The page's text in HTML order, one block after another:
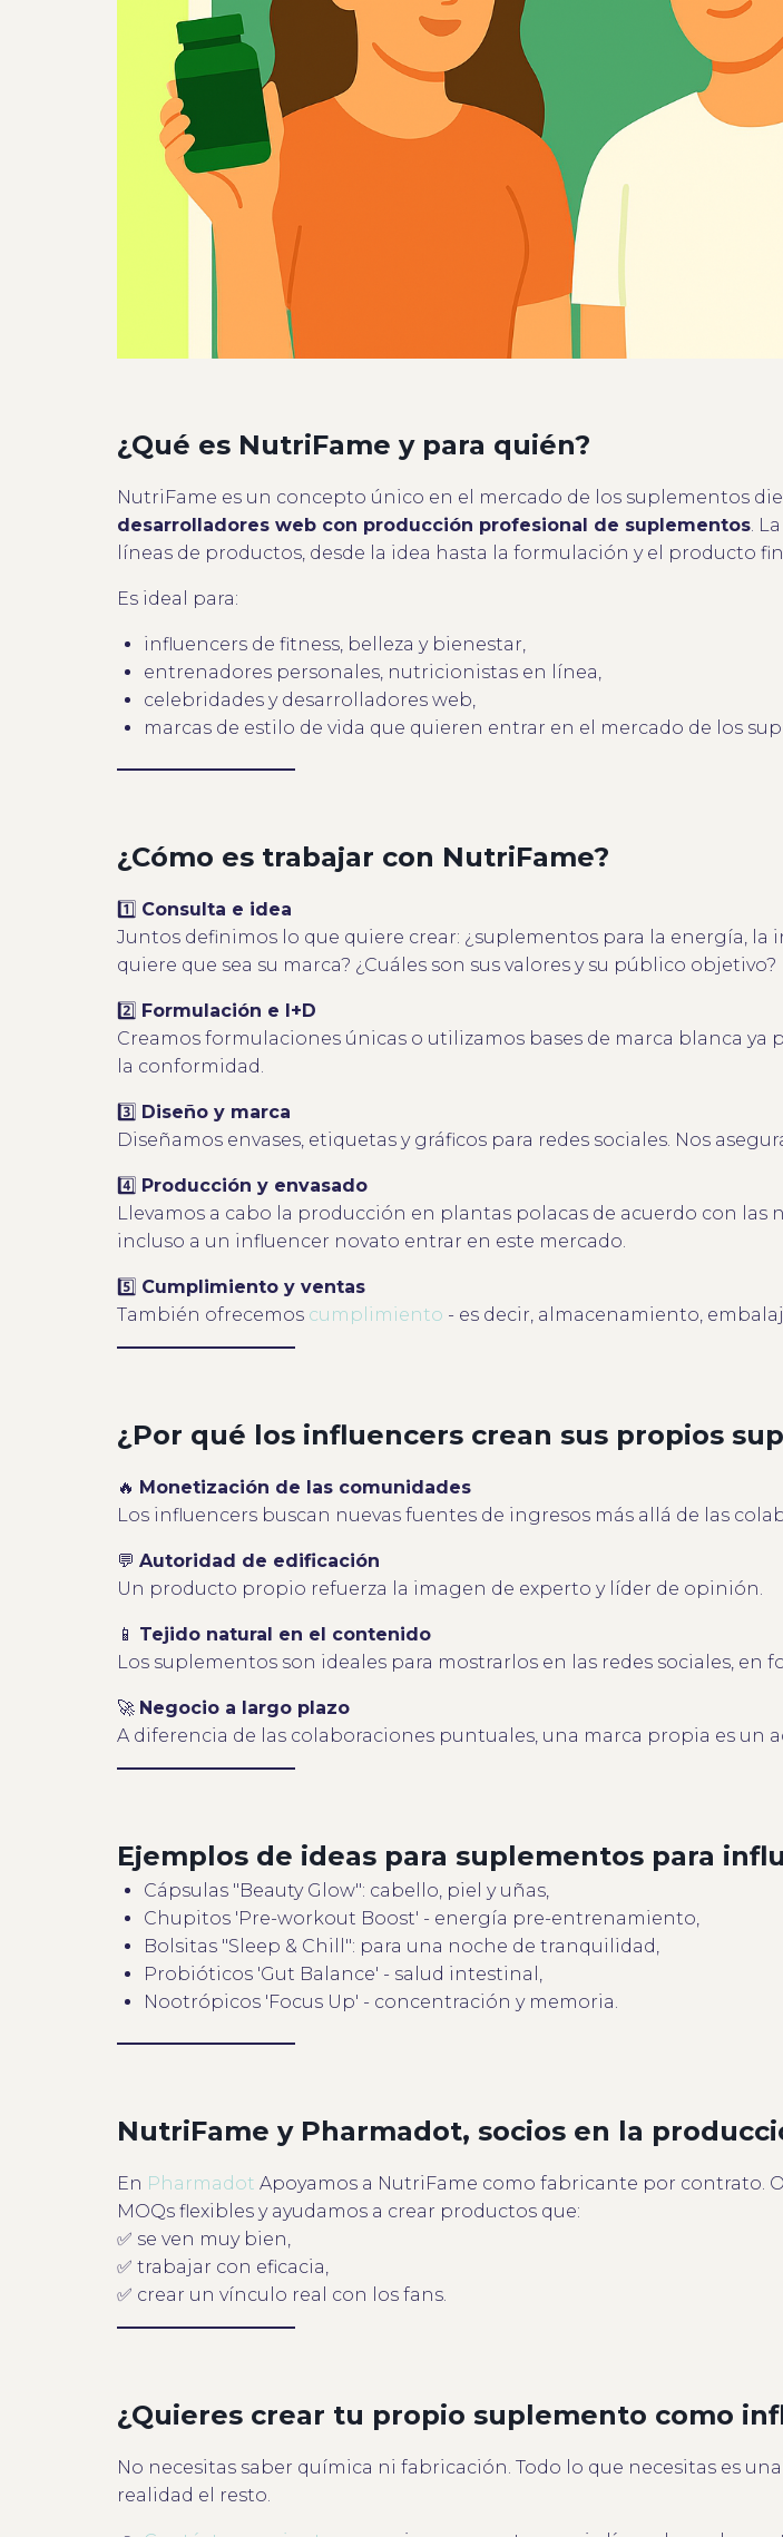
¿Qué es NutriFame y para quién?
NutriFame es un concepto único en el mercado de los suplementos
desarrolladores web con producción profesional de suplementos.
líneas de productos, desde la idea hasta la formulación y el producto
Es ideal para:
influencers de fitness, belleza y bienestar,
entrenadores personales, nutricionistas en línea,
celebridades y desarrolladores web,
marcas de estilo de vida que quieren entrar en el mercado de los
¿Cómo es trabajar con NutriFame?
1️⃣ Consulta e idea
Juntos definimos lo que quiere crear: ¿suplementos para la energía,
quiere que sea su marca? ¿Cuáles son sus valores y su público objetivo?
2️⃣ Formulación e I+D
Creamos formulaciones únicas o utilizamos bases de marca blanca ya
la conformidad.
3️⃣ Diseño y marca
Diseñamos envases, etiquetas y gráficos para redes sociales. Nos
4️⃣ Producción y envasado
Llevamos a cabo la producción en plantas polacas de acuerdo con las
incluso a un influencer novato entrar en este mercado.
5️⃣ Cumplimiento y ventas
También ofrecemos cumplimiento - es decir, almacenamiento,
¿Por qué los influencers crean sus propios
🔥 Monetización de las comunidades
Los influencers buscan nuevas fuentes de ingresos más allá de las
💬 Autoridad de edificación
Un producto propio refuerza la imagen de experto y líder de opinión.
📱 Tejido natural en el contenido
Los suplementos son ideales para mostrarlos en las redes sociales, en
🚀 Negocio a largo plazo
A diferencia de las colaboraciones puntuales, una marca propia es un
Ejemplos de ideas para suplementos para
Cápsulas "Beauty Glow": cabello, piel y uñas,
Chupitos 'Pre-workout Boost' - energía pre-entrenamiento,
Bolsitas "Sleep & Chill": para una noche de tranquilidad,
Probióticos 'Gut Balance' - salud intestinal,
Nootrópicos 'Focus Up' - concentración y memoria.
NutriFame y Pharmadot, socios en la
En Pharmadot Apoyamos a NutriFame como fabricante por contrato.
MOQs flexibles y ayudamos a crear productos que:
✅ se ven muy bien,
✅ trabajar con eficacia,
✅ crear un vínculo real con los fans.
¿Quieres crear tu propio suplemento como
No necesitas saber química ni fabricación. Todo lo que necesitas es
realidad el resto.